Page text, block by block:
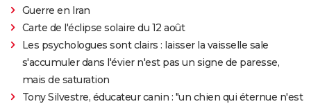
Guerre en Iran
Carte de l'éclipse solaire du 12 août
Les psychologues sont clairs : laisser la vaisselle sale
s'accumuler dans l'évier n'est pas un signe de paresse,
mais de saturation
Tony Silvestre, éducateur canin : "un chien qui éternue n'est